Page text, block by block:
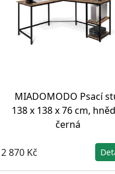
MIADOMODO Psací
138 x 138 x 76 cm,
černá
2 870 Kč